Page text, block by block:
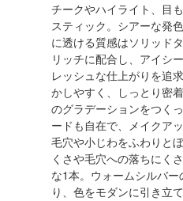
チークやハイライト、目
スティック。シアーな発
に透ける質感はソリッド
リッチに配合し、アイシ
レッシュな仕上がりを追
かしやすく、しっとり密
のグラデーションをつく
ードも自在で、メイクア
毛穴や小じわをふわりと
くさや毛穴への落ちにく
な1本。ウォームシルバ
り、色をモダンに引き立て